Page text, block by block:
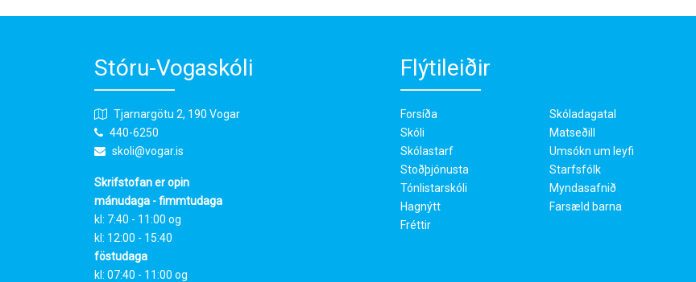
Stóru-Vogaskóli
Tjarnargötu 2, 190 Vogar
440-6250
skoli@vogar.is
Skrifstofan er opin
mánudaga - fimmtudaga
kl: 7:40 - 11:00 og
kl: 12:00 - 15:40
föstudaga
kl: 07:40 - 11:00 og
Flýtileiðir
Forsíða
Skóli
Skólastarf
Stoðþjónusta
Tónlistarskóli
Hagnýtt
Fréttir
Skóladagatal
Matseðill
Umsókn um leyfi
Starfsfólk
Myndasafnið
Farsæld barna